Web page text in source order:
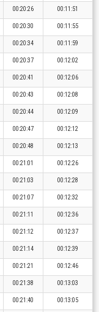
00:20:26 00:11:51
00:20:30 00:11:55
00:20:34 00:11:59
00:20:37 00:12:02
00:20:41 00:12:06
00:20:43 00:12:08
00:20:44 00:12:09
00:20:47 00:12:12
00:20:48 00:12:13
00:21:01 00:12:26
00:21:03 00:12:28
00:21:07 00:12:32
00:21:11 00:12:36
00:21:12 00:12:37
00:21:14 00:12:39
00:21:21 00:12:46
00:21:38 00:13:03
00:21:40 00:13:05